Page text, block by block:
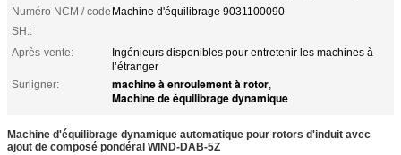
Numéro NCM / code
SH::
Machine d'équilibrage 9031100090
Après-vente:
Ingénieurs disponibles pour entretenir les machines à
l’étranger
Surligner:
machine à enroulement à rotor,
Machine de équilibrage dynamique
Machine d'équilibrage dynamique automatique pour rotors d'induit avec
ajout de composé pondéral WIND-DAB-5Z